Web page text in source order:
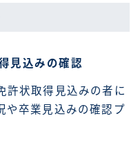
見込みの確認
状取得見込みの者に
や卒業見込みの確認プ